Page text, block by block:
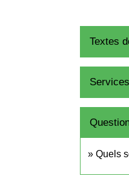
Textes
Quels